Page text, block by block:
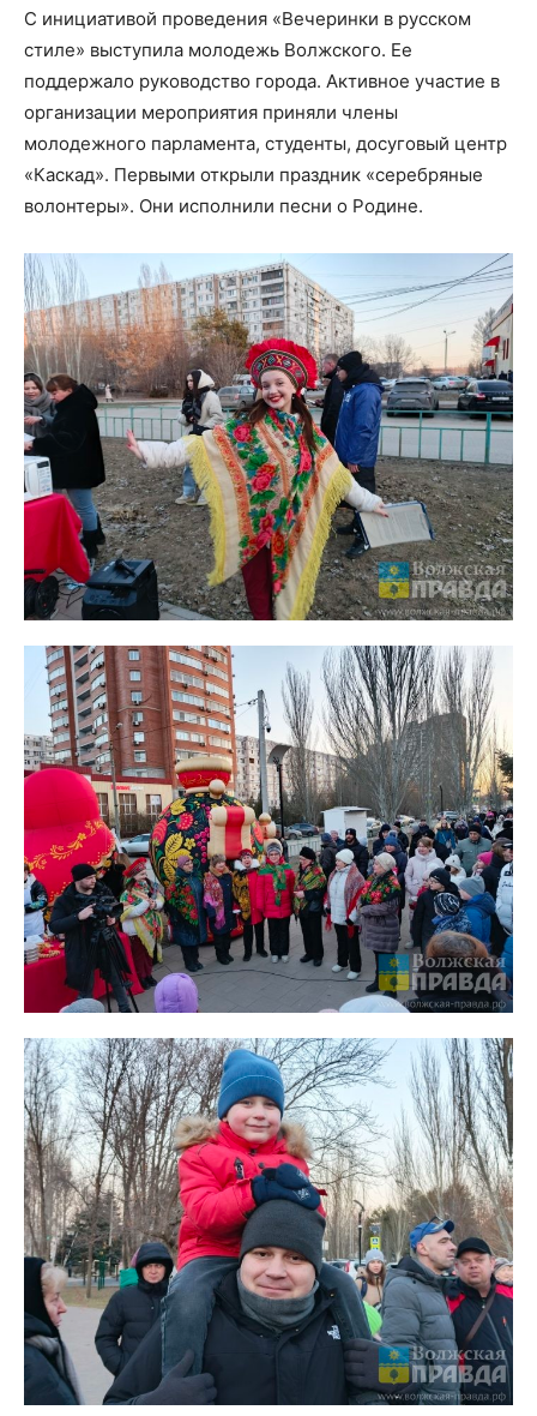
С инициативой проведения «Вечеринки в русском
стиле» выступила молодежь Волжского. Ее
поддержало руководство города. Активное участие в
организации мероприятия приняли члены
молодежного парламента, студенты, досуговый центр
«Каскад». Первыми открыли праздник «серебряные
волонтеры». Они исполнили песни о Родине.